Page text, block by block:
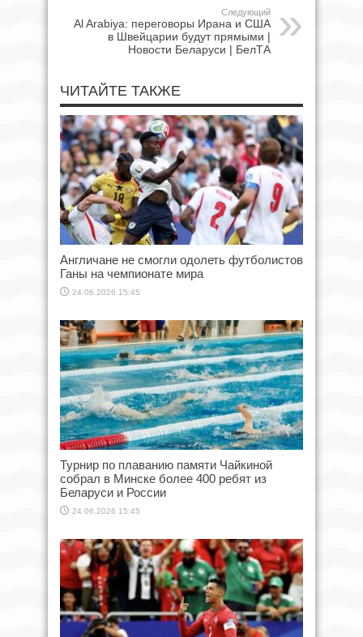
Следующий
Al Arabiya: переговоры Ирана и США
в Швейцарии будут прямыми |
Новости Беларуси | БелТА
ЧИТАЙТЕ ТАКЖЕ
Англичане не смогли одолеть футболистов
Ганы на чемпионате мира
24.06.2026 15:45
Турнир по плаванию памяти Чайкиной
собрал в Минске более 400 ребят из
Беларуси и России
24.06.2026 15:45